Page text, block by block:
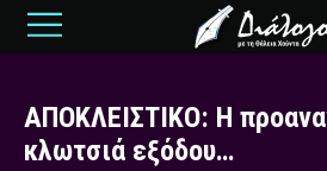
ΑΠΟΚΛΕΙΣΤΙΚΟ: Η
κλωτσιά εξόδου…